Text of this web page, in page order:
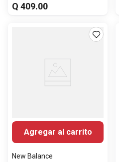
Q 409.00
Agregar al carrito
New Balance